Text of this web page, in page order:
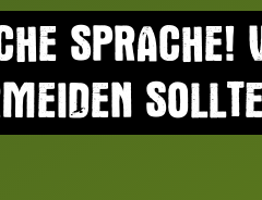
SPRACHE!